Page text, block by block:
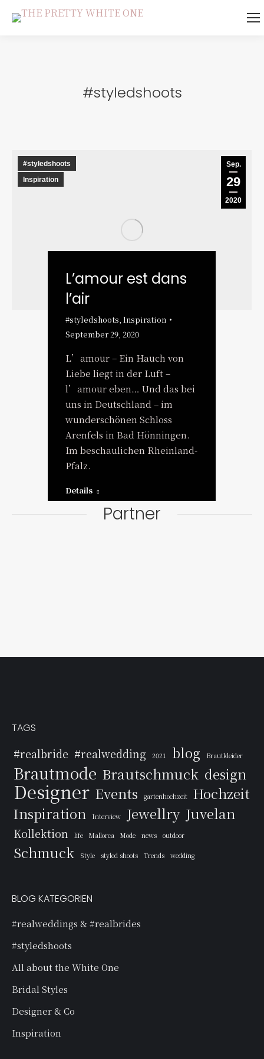
#styledshoots
Sep.
29
2020
#styledshoots
Inspiration
L’amour est dans
l’air
#styledshoots,Inspiration
September 29, 2020
L’amour – Ein Hauch von
Liebe liegt in der Luft –
l’amour eben… Und das bei
uns in Deutschland – im
wunderschönen Schloss
Arenfels in Bad Hönningen.
Im beschaulichen Rheinland-
Pfalz.
Details
Partner
TAGS
#realbride #realwedding 2021 blog Brautkleider
Brautmode Brautschmuck design
Designer Events gartenhochzeit
Hochzeit
Inspiration
Interview Jewellry Juvelan
Kollektion life Mallorca Mode news outdoor
Schmuck Style styled shoots Trends wedding
BLOG KATEGORIEN
#realweddings & #realbrides
#styledshoots
All about the White One
Bridal Styles
Designer & Co
Inspiration